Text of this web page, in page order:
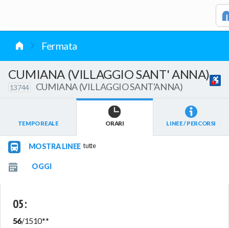
Fermata
CUMIANA (VILLAGGIO SANT' ANNA)
13744 CUMIANA (VILLAGGIO SANT'ANNA)
TEMPO REALE ORARI LINEE / PERCORSI
MOSTRA LINEE tutte
05:
56/1510**